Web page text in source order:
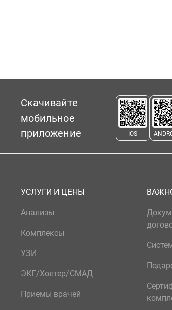
Скачивайте
мобильное
приложение
IOS
УСЛУГИ И ЦЕНЫ
Анализы
Комплексы
УЗИ
ЭКГ/Холтер/СМАД
Приемы врачей